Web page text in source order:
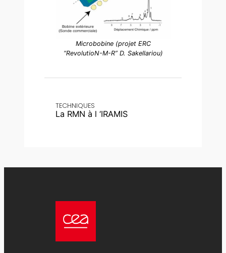
TECHNIQUES
La RMN à l ‘IRAMIS
Microbobine (projet ERC
“RevolutioN-M-R” D. Sakellariou)